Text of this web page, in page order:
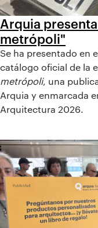
Arquia
metrópoli"
Se ha presentado en
catálogo oficial de la
metrópoli, una
Arquia y enmarcada
Arquitectura 2026.